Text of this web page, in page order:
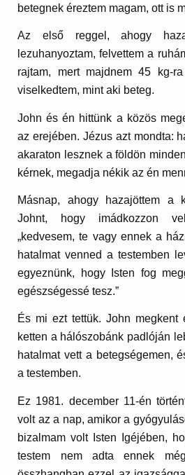
betegnek éreztem magam, ott is
Az első reggel, ahogy
lezuhanyoztam, felvettem a
rajtam, mert majdnem 45 kg-
viselkedtem, mint aki beteg.
John és én hittünk a közös
az erejében. Jézus azt mondta:
akaraton lesznek a földön
kérnek, megadja nékik az én
Másnap, ahogy hazajöttem a
Johnt, hogy imádkozzon
„kedvesem, te vagy ennek a
hatalmat venned a testemben
egyeznünk, hogy Isten fog
egészségessé tesz.”
És mi ezt tettük. John megkent
ketten a hálószobánk padlóján
hatalmat vett a betegségemen,
a testemben.
Ez 1981. december 11-én
volt az a nap, amikor a
bizalmam volt Isten Igéjében,
testem nem adta ennek